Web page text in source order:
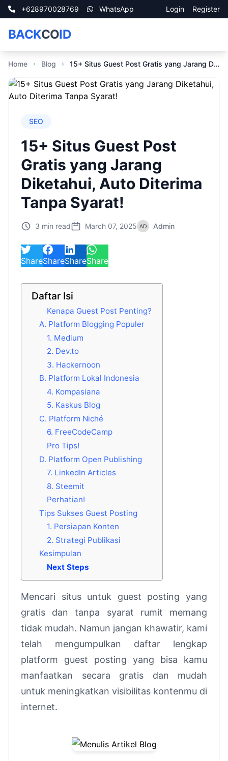
+628970028769 WhatsApp Login Register
BACKCOID
Home Blog 15+ Situs Guest Post Gratis yang Jarang Diketahui, Auto Diterima Tanpa Syarat!
SEO
15+ Situs Guest Post
Gratis yang Jarang
Diketahui, Auto Diterima
Tanpa Syarat!
3 min read March 07, 2025 Admin
ShareShareShareShare
Daftar Isi
Kenapa Guest Post Penting?
A. Platform Blogging Populer
1. Medium
2. Dev.to
3. Hackernoon
B. Platform Lokal Indonesia
4. Kompasiana
5. Kaskus Blog
C. Platform Niché
6. FreeCodeCamp
Pro Tips!
D. Platform Open Publishing
7. LinkedIn Articles
8. Steemit
Perhatian!
Tips Sukses Guest Posting
1. Persiapan Konten
2. Strategi Publikasi
Kesimpulan
Next Steps
Mencari situs untuk guest posting yang
gratis dan tanpa syarat rumit memang
tidak mudah. Namun jangan khawatir, kami
telah mengumpulkan daftar lengkap
platform guest posting yang bisa kamu
manfaatkan secara gratis dan mudah
untuk meningkatkan visibilitas kontenmu di
internet.